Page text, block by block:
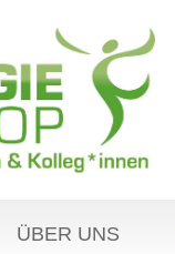
ÜBER UNS